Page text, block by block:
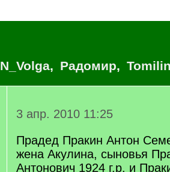
N_Volga, Радомир,
3 апр. 2010 11:25
Прадед Пракин Антон
жена Акулина, сыновья
Антонович 1924 г.р. и